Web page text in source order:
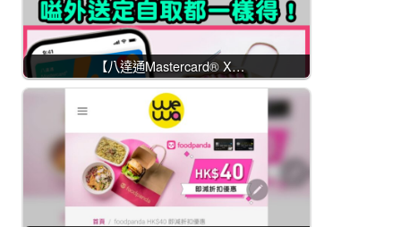
【八達通Mastercard® X…